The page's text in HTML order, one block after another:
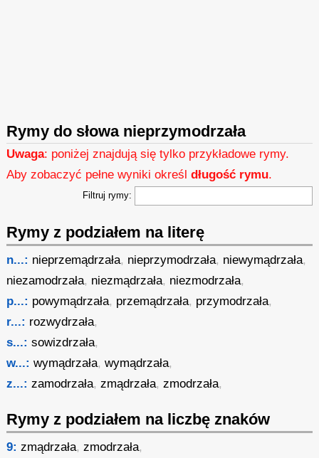
Rymy do słowa nieprzymodrzała
Uwaga: poniżej znajdują się tylko przykładowe rymy.
Aby zobaczyć pełne wyniki określdługość rymu.
Filtruj rymy:
Rymy z podziałem na literę
n...: nieprzemądrzała, nieprzymodrzała, niewymądrzała,
niezamodrzała, niezmądrzała, niezmodrzała,
p...: powymądrzała, przemądrzała, przymodrzała,
r...: rozwydrzała,
s...: sowizdrzała,
w...: wymądrzała,wymądrzała,
z...: zamodrzała,zmądrzała,zmodrzała,
Rymy z podziałem na liczbę znaków
9: zmądrzała,zmodrzała,